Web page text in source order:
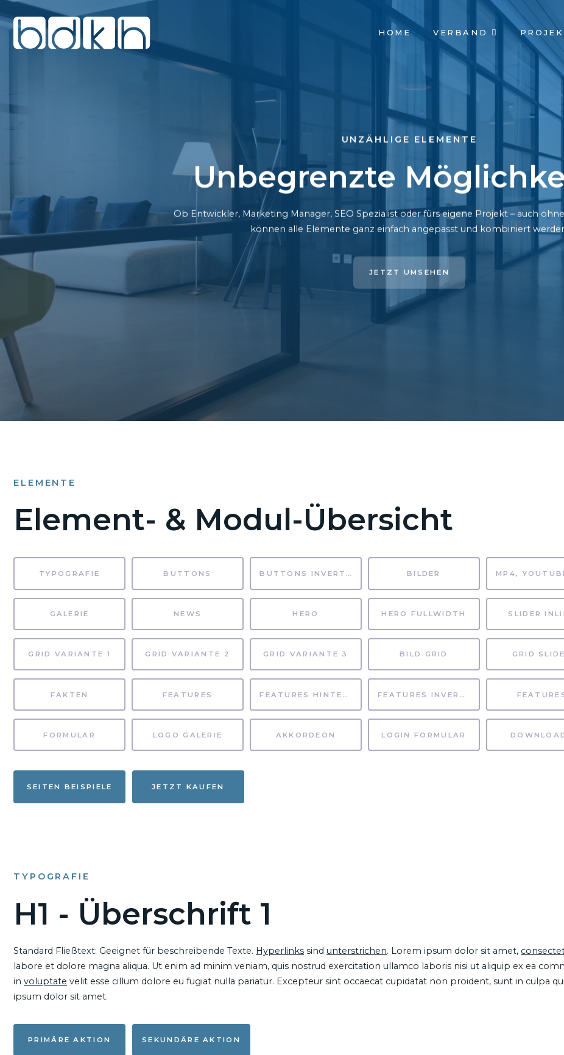
NAVIGATION
ÜBERSPRINGEN
HOME VERBAND
UNZÄHLIGE ELEMENTE
Unbegrenzte
Ob Entwickler, Marketing Manager, SEO Spezialist oder fürs eigene Projekt – auch
können alle Elemente ganz einfach angepasst und kombiniert
JETZT UMSEHEN
ELEMENTE
Element- & Modul-Übersicht
TYPOGRAFIE BUTTONS BUTTONS INVERTIERT BILDER
GALERIE NEWS HERO HERO FULLWIDTH SLIDER
GRID VARIANTE 1 GRID VARIANTE 2 GRID VARIANTE 3 BILD GRID GRID
FAKTEN FEATURES FEATURES HINTERGRUND FEATURES INVERTIERT
FORMULAR LOGO GALERIE AKKORDEON LOGIN FORMULAR
SEITEN BEISPIELE JETZT KAUFEN
TYPOGRAFIE
H1 - Überschrift 1
Standard Fließtext: Geeignet für beschreibende Texte. Hyperlinks sind unterstrichen. Lorem ipsum dolor sit amet,
labore et dolore magna aliqua. Ut enim ad minim veniam, quis nostrud exercitation ullamco laboris nisi ut aliquip ex ea
in voluptate velit esse cillum dolore eu fugiat nulla pariatur. Excepteur sint occaecat cupidatat non proident, sunt in culpa
ipsum dolor sit amet.
PRIMÄRE AKTION SEKUNDÄRE AKTION